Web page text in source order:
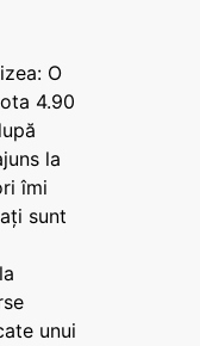
O
4.90
la
îmi
sunt
unui